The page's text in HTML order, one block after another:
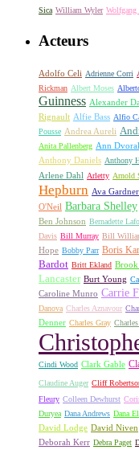
Sica William Wyler Wolfgang
Acteurs
Adolfo Celi Adrienne Corri
Rickman Albert Moses
Guinness Alexander
Rignault Alfie Bass Alfio
Pousse Andrea Aureli
Anita Pallenberg Ann
Anthony Daniels Anthony
Arlene Dahl Arletty Arnold
Hepburn Ava Gardner
O'Neil Barbara Shelley
Ben Johnson Bernadette
Davis Bill Murray Bill
Hope Bobby Parr Boris
Bardot Britt Ekland
Lancaster Burt Young
Caroline Munro Carrie
Danova Charles Aznavour
Denner Charles Gray
Cindi Wood Clark Gable
Claudine Auger Cliff
Fleury Colleen Dewhurst
Duryea Dana Andrews Dana
David Lodge David Niven
Deborah Kerr Debra Paget